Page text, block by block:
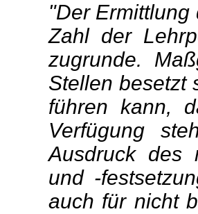
"Der
Zahl der
zugrunde.
Stellen besetzt
führen kann,
Verfügung
Ausdruck des
und -
auch für nicht